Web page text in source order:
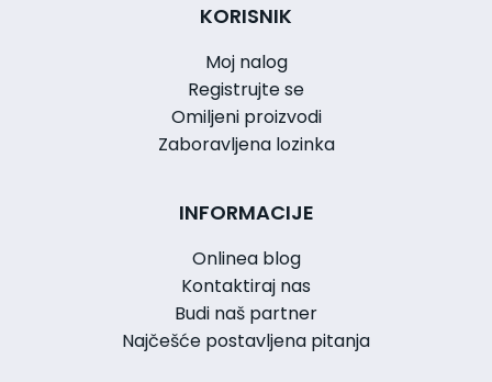
KORISNIK
Moj nalog
Registrujte se
Omiljeni proizvodi
Zaboravljena lozinka
INFORMACIJE
Onlinea blog
Kontaktiraj nas
Budi naš partner
Najčešće postavljena pitanja